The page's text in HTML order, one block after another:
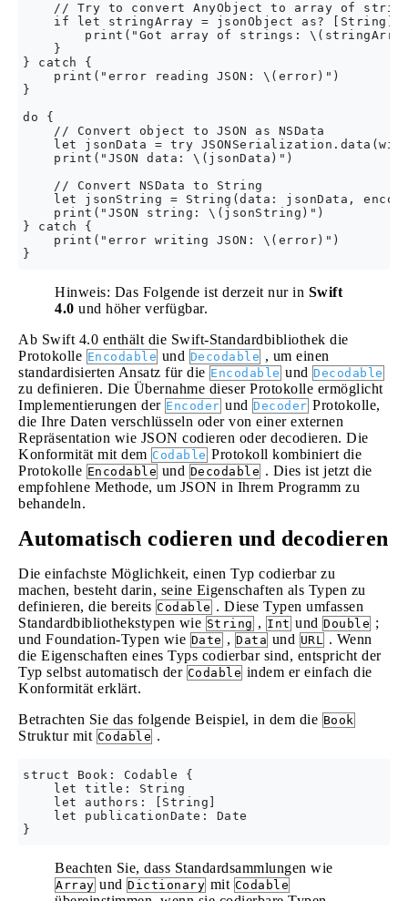
// Try to convert AnyObject to array of
if let stringArray = jsonObject as? [String]
print("Got array of strings:
    }
} catch {
    print("error reading JSON: \(error)")
}
do {
    // Convert object to JSON as NSData
let jsonData = try
    print("JSON data: \(jsonData)")
    // Convert NSData to String
let jsonString = String(data: jsonData,
    print("JSON string: \(jsonString)")
} catch {
    print("error writing JSON: \(error)")
Hinweis: Das Folgende ist derzeit nur in Swift
4.0 und höher verfügbar.
Ab Swift 4.0 enthält die Swift-Standardbibliothek die
Protokolle Encodable und Decodable , um einen
standardisierten Ansatz für die Encodable und Decodable
zu definieren. Die Übernahme dieser Protokolle ermöglicht
Implementierungen der Encoder und Decoder Protokolle,
die Ihre Daten verschlüsseln oder von einer externen
Repräsentation wie JSON codieren oder decodieren. Die
Konformität mit dem Codable Protokoll kombiniert die
Protokolle Encodable und Decodable . Dies ist jetzt die
empfohlene Methode, um JSON in Ihrem Programm zu
behandeln.
Automatisch codieren und decodieren
Die einfachste Möglichkeit, einen Typ codierbar zu
machen, besteht darin, seine Eigenschaften als Typen zu
definieren, die bereits Codable . Diese Typen umfassen
Standardbibliothekstypen wie String , Int und Double ;
und Foundation-Typen wie Date , Data und URL . Wenn
die Eigenschaften eines Typs codierbar sind, entspricht der
Typ selbst automatisch der Codable indem er einfach die
Konformität erklärt.
Betrachten Sie das folgende Beispiel, in dem die Book
Struktur mit Codable .
struct Book: Codable {
    let title: String
    let authors: [String]
    let publicationDate: Date
Beachten Sie, dass Standardsammlungen wie
Array und Dictionary mit Codable